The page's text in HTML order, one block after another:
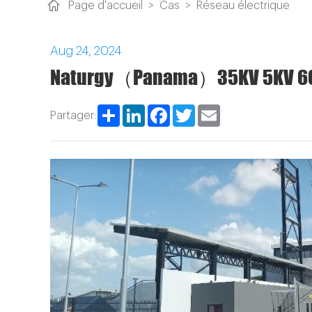
Page d'accueil > Cas > Réseau électrique
Aug 24, 2024
Naturgy（Panama）35KV 5KV
Partager: ShareLinkedInFacebook
Twitter